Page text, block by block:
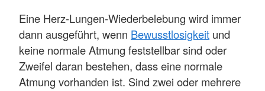
Eine Herz-Lungen-Wiederbelebung wird immer
dann ausgeführt, wenn Bewusstlosigkeit und
keine normale Atmung feststellbar sind oder
Zweifel daran bestehen, dass eine normale
Atmung vorhanden ist. Sind zwei oder mehrere